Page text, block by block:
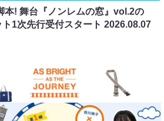
本! 舞台『ノンレムの窓』vol.2の
ト1次先行受付スタート2026.08.07